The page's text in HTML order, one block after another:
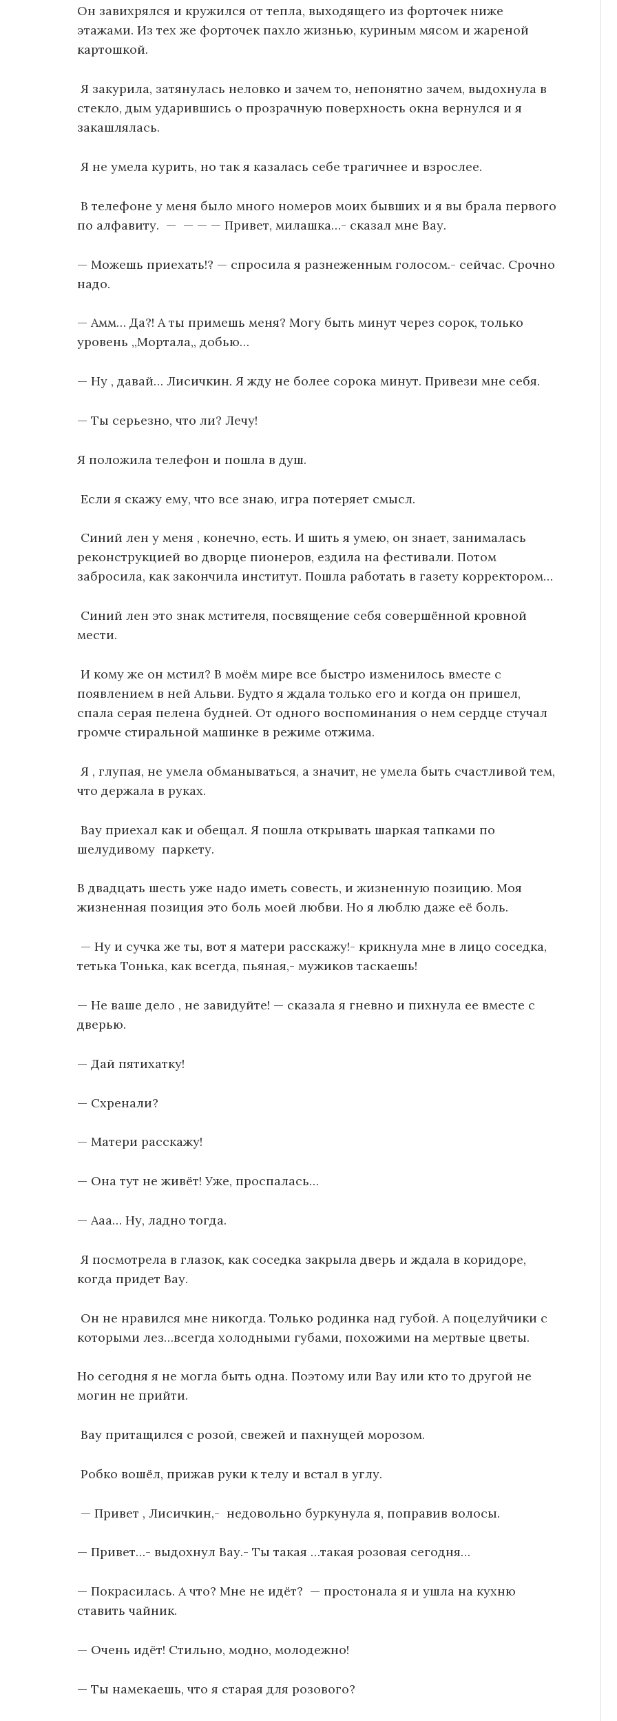
Он завихрялся и кружился от тепла, выходящего из форточек ниже
этажами. Из тех же форточек пахло жизнью, куриным мясом и жареной
картошкой.
Я закурила, затянулась неловко и зачем то, непонятно зачем, выдохнула в
стекло, дым ударившись о прозрачную поверхность окна вернулся и я
закашлялась.
Я не умела курить, но так я казалась себе трагичнее и взрослее.
В телефоне у меня было много номеров моих бывших и я вы брала первого
по алфавиту. — — — — Привет, милашка…- сказал мне Вау.
— Можешь приехать!? — спросила я разнеженным голосом.- сейчас. Срочно
надо.
— Амм… Да?! А ты примешь меня? Могу быть минут через сорок, только
уровень ,,Мортала,, добью…
— Ну , давай… Лисичкин. Я жду не более сорока минут. Привези мне себя.
— Ты серьезно, что ли? Лечу!
Я положила телефон и пошла в душ.
Если я скажу ему, что все знаю, игра потеряет смысл.
Синий лен у меня , конечно, есть. И шить я умею, он знает, занималась
реконструкцией во дворце пионеров, ездила на фестивали. Потом
забросила, как закончила институт. Пошла работать в газету корректором…
Синий лен это знак мстителя, посвящение себя совершённой кровной
мести.
И кому же он мстил? В моём мире все быстро изменилось вместе с
появлением в ней Альви. Будто я ждала только его и когда он пришел,
спала серая пелена будней. От одного воспоминания о нем сердце стучал
громче стиральной машинке в режиме отжима.
Я , глупая, не умела обманываться, а значит, не умела быть счастливой тем,
что держала в руках.
Вау приехал как и обещал. Я пошла открывать шаркая тапками по
шелудивому паркету.
В двадцать шесть уже надо иметь совесть, и жизненную позицию. Моя
жизненная позиция это боль моей любви. Но я люблю даже её боль.
— Ну и сучка же ты, вот я матери расскажу!- крикнула мне в лицо соседка,
тетька Тонька, как всегда, пьяная,- мужиков таскаешь!
— Не ваше дело , не завидуйте! — сказала я гневно и пихнула ее вместе с
дверью.
— Дай пятихатку!
— Схренали?
— Матери расскажу!
— Она тут не живёт! Уже, проспалась…
— Ааа… Ну, ладно тогда.
Я посмотрела в глазок, как соседка закрыла дверь и ждала в коридоре,
когда придет Вау.
Он не нравился мне никогда. Только родинка над губой. А поцелуйчики с
которыми лез…всегда холодными губами, похожими на мертвые цветы.
Но сегодня я не могла быть одна. Поэтому или Вау или кто то другой не
могин не прийти.
Вау притащился с розой, свежей и пахнущей морозом.
Робко вошёл, прижав руки к телу и встал в углу.
— Привет , Лисичкин,- недовольно буркунула я, поправив волосы.
— Привет…- выдохнул Вау.- Ты такая …такая розовая сегодня…
— Покрасилась. А что? Мне не идёт? — простонала я и ушла на кухню
ставить чайник.
— Очень идёт! Стильно, модно, молодежно!
— Ты намекаешь, что я старая для розового?